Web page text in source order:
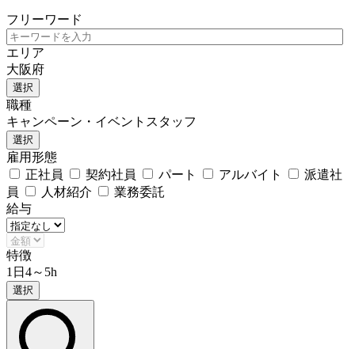
フリーワード
エリア
大阪府
選択
職種
キャンペーン・イベントスタッフ
選択
雇用形態
正社員
契約社員 パート アルバイト
派遣社
員
人材紹介
業務委託
給与
特徴
1日4～5h
選択